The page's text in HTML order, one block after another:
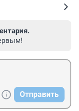
Отправить